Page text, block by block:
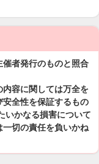
者発行のものと照合
容に関しては万全を
全性を保証するもの
いかなる損害について
切の責任を負いかね